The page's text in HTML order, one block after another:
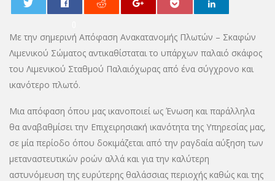
Με την σημερινή Απόφαση Ανακατανομής Πλωτών – Σκαφών
Λιμενικού Σώματος αντικαθίσταται το υπάρχων παλαιό σκάφος
του Λιμενικού Σταθμού Παλαιόχωρας από ένα σύγχρονο και
ικανότερο πλωτό.
Μια απόφαση όπου μας ικανοποιεί ως Ένωση και παράλληλα
θα αναβαθμίσει την Επιχειρησιακή ικανότητα της Υπηρεσίας μας,
σε μία περίοδο όπου δοκιμάζεται από την ραγδαία αύξηση των
μεταναστευτικών ροών αλλά και για την καλύτερη
αστυνόμευση της ευρύτερης θαλάσσιας περιοχής καθώς και της